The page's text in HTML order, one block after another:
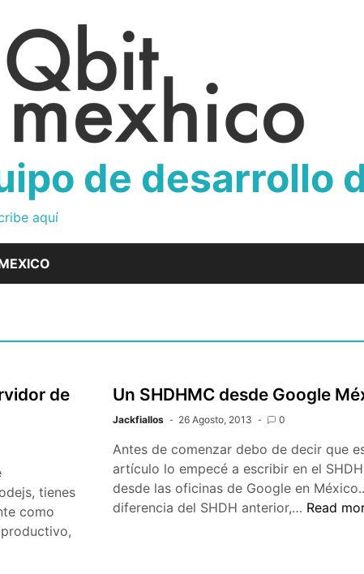
de desarrollo
aquí
de
tienes
como
Un SHDHMC desde Google
Jackfiallos 26 Agosto, 2013 0
Antes de comenzar debo de decir que
artículo lo empecé a escribir en el
desde las oficinas de Google en
diferencia del SHDH anterior,… Un
Read